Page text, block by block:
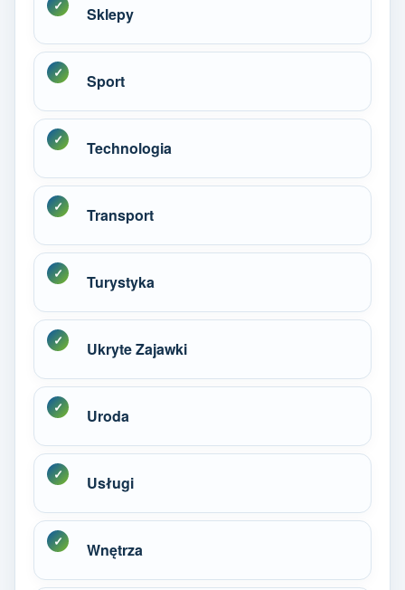
Sklepy
Sport
Technologia
Transport
Turystyka
Ukryte Zajawki
Uroda
Usługi
Wnętrza